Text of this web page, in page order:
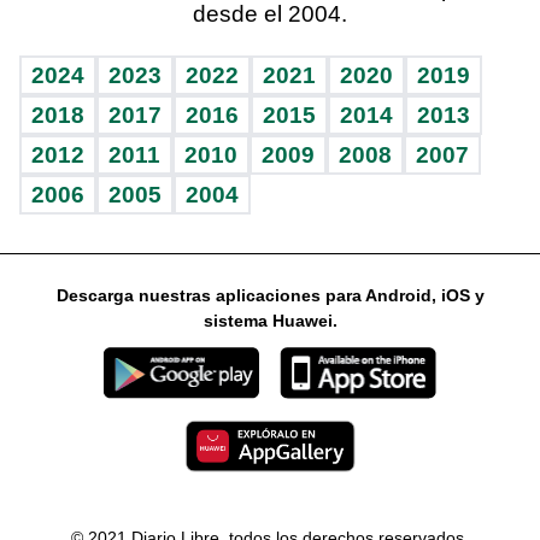
Vida y familia
Eñe
Celebrando la vida
Sin complejos
En pocas palabras
Escuchando al corazón
Economía Personal
Consulta Libre
BRV
TBT Deportivo
Ágora
Guía del dinero
Horóscopos
desde el 2004.
2024 2023 2022 2021 2020
2019
2018
2017 2016 2015 2014
2013
2012
2011 2010 2009 2008
2007
2006
2005 2004
Descarga nuestras aplicaciones para Android, iOS y
sistema Huawei.